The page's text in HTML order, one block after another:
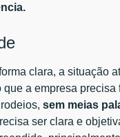
clara, a situação
que a empresa precisa
rodeios,sem meias
ser clara e